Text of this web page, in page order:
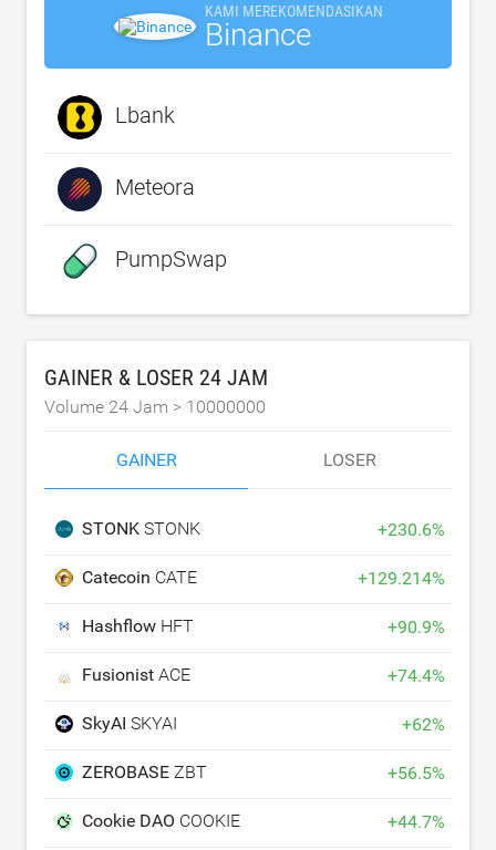
KAMI MEREKOMENDASIKAN
Binance
Lbank
Meteora
PumpSwap
GAINER & LOSER 24 JAM
Volume 24 Jam > 10000000
GAINER LOSER
STONK STONK +230.6%
Catecoin CATE +129.214%
Hashflow HFT +90.9%
Fusionist ACE +74.4%
SkyAI SKYAI +62%
ZEROBASE ZBT +56.5%
Cookie DAO COOKIE +44.7%